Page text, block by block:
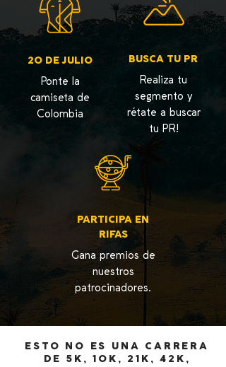
20 DE JULIO
Ponte la
camiseta de
Colombia
BUSCA TU PR
Realiza tu
segmento y
rétate a buscar
tu PR!
PARTICIPA EN
RIFAS
Gana premios de
nuestros
patrocinadores.
ESTO NO ES UNA CARRERA
DE 5K, 10K, 21K, 42K,